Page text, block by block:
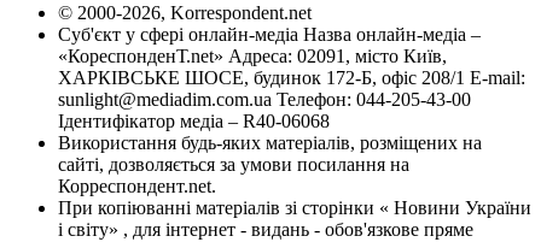
© 2000-2026, Korrespondent.net
Суб'єкт у сфері онлайн-медіа Назва онлайн-медіа –
«КореспонденТ.net» Адреса: 02091, місто Київ,
ХАРКІВСЬКЕ ШОСЕ, будинок 172-Б, офіс 208/1 E-mail:
sunlight@mediadim.com.ua Телефон: 044-205-43-00
Ідентифікатор медіа – R40-06068
Використання будь-яких матеріалів, розміщених на
сайті, дозволяється за умови посилання на
Корреспондент.net.
При копіюванні матеріалів зі сторінки « Новини України
і світу» , для інтернет - видань - обов'язкове пряме